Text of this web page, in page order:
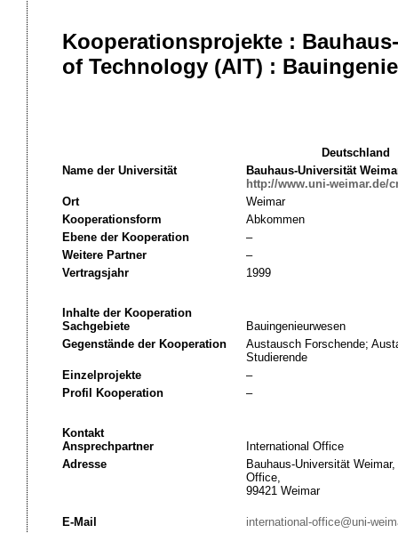
Kooperationsprojekte :
of Technology (AIT) :
Deutschland
Name der Universität
Bauhaus-Universität
http://www.uni-weimar.de/
Ort
Weimar
Kooperationsform
Abkommen
Ebene der Kooperation
–
Weitere Partner
–
Vertragsjahr
1999
Inhalte der Kooperation
Sachgebiete
Bauingenieurwesen
Gegenstände der Kooperation
Austausch Forschende;
Studierende
Einzelprojekte
–
Profil Kooperation
–
Kontakt
Ansprechpartner
International Office
Adresse
Bauhaus-Universität
Office,
99421 Weimar
E-Mail international-office@uni-